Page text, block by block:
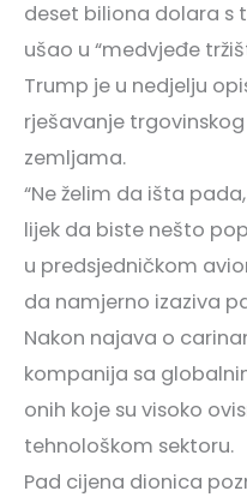
deset biliona dolara s
ušao u “medvjeđe
Trump je u nedjelju
rješavanje
zemljama.
“Ne želim da išta
lijek da biste nešto
u predsjedničkom
da namjerno izaziva
Nakon najava o
kompanija sa
onih koje su visoko
tehnološkom sektoru.
Pad cijena dionica